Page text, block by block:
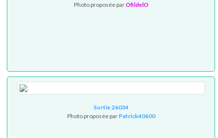
Photo proposée par OfildelO
Sortie 26034
Photo proposée par Patrick40600